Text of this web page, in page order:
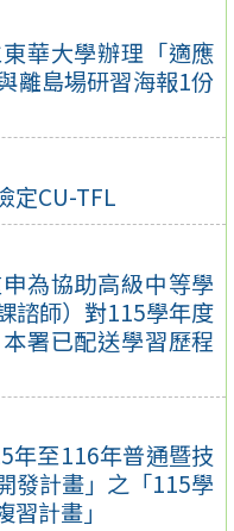
華大學辦理「適應
離島場研習海報1份
定CU-TFL
為協助高級中等學
諮師）對115學年度
署已配送學習歷程
年至116年普通暨技
發計畫」之「115學
計畫」